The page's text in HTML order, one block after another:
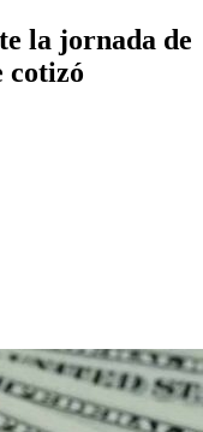
la jornada de
cotizó